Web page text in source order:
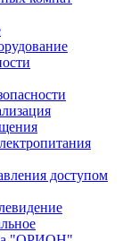
доступом